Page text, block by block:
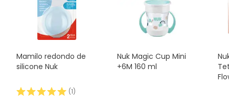
Mamilo redondo de
silicone Nuk
(1)
Nuk Magic Cup Mini
+6M 160 ml